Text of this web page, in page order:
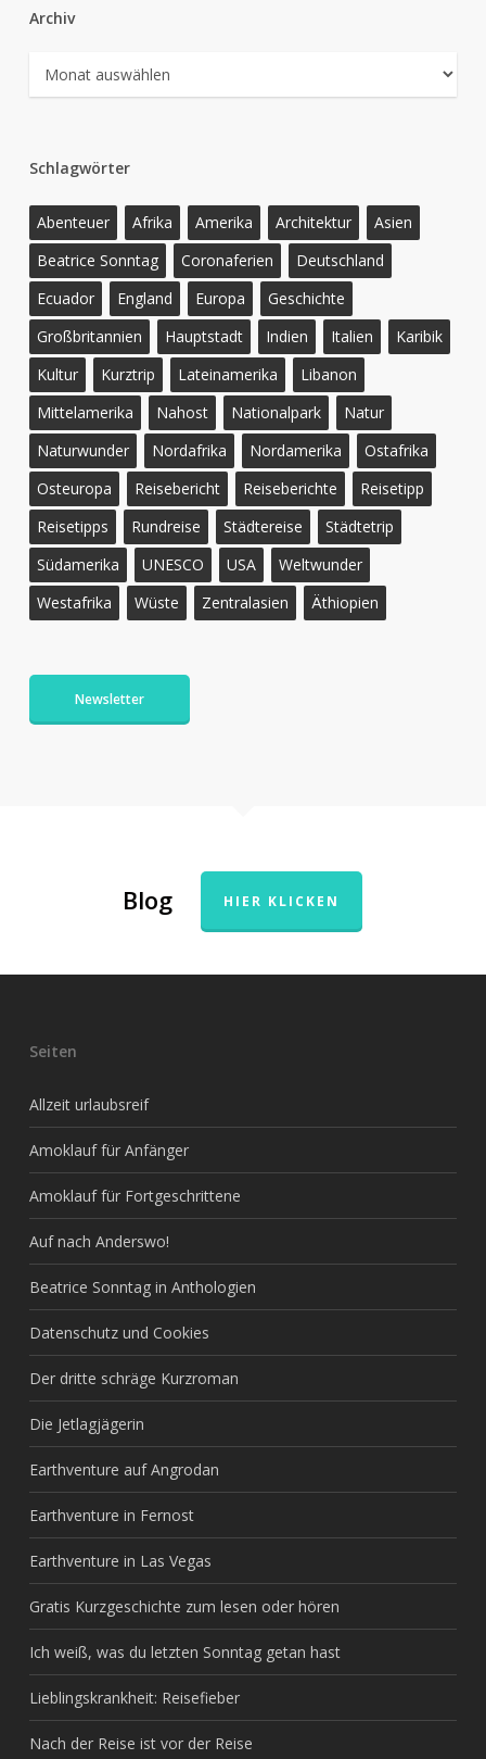
Archiv
Schlagwörter
Abenteuer Afrika Amerika Architektur
Asien
Beatrice Sonntag
Coronaferien
Deutschland
Ecuador
England Europa
Geschichte
Großbritannien
Hauptstadt Indien Italien
Karibik
Kultur
Kurztrip Lateinamerika
Libanon
Mittelamerika
Nahost Nationalpark
Natur
Naturwunder
Nordafrika Nordamerika
Ostafrika
Osteuropa
Reisebericht Reiseberichte
Reisetipp
Reisetipps
Rundreise Städtereise
Städtetrip
Südamerika
UNESCO USA
Weltwunder
Westafrika
Wüste Zentralasien Äthiopien
Newsletter
Blog HIER KLICKEN
Seiten
Allzeit urlaubsreif
Amoklauf für Anfänger
Amoklauf für Fortgeschrittene
Auf nach Anderswo!
Beatrice Sonntag in Anthologien
Datenschutz und Cookies
Der dritte schräge Kurzroman
Die Jetlagjägerin
Earthventure auf Angrodan
Earthventure in Fernost
Earthventure in Las Vegas
Gratis Kurzgeschichte zum lesen oder hören
Ich weiß, was du letzten Sonntag getan hast
Lieblingskrankheit: Reisefieber
Nach der Reise ist vor der Reise